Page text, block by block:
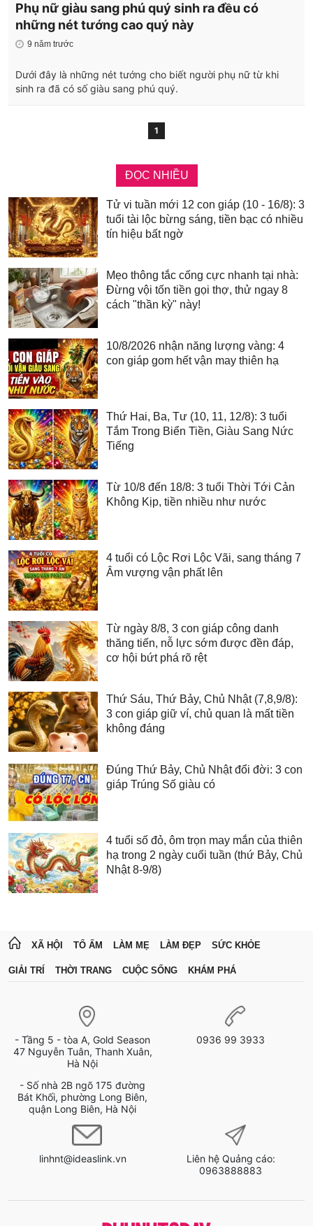
Phụ nữ giàu sang phú quý sinh ra đều có
những nét tướng cao quý này
9 năm trước
Dưới đây là những nét tướng cho biết người phụ nữ từ khi
sinh ra đã có số giàu sang phú quý.
1
ĐỌC NHIỀU
Tử vi tuần mới 12 con giáp (10 - 16/8): 3
tuổi tài lộc bừng sáng, tiền bạc có nhiều
tín hiệu bất ngờ
Mẹo thông tắc cống cực nhanh tại nhà:
Đừng vội tốn tiền gọi thợ, thử ngay 8
cách "thần kỳ" này!
10/8/2026 nhận năng lượng vàng: 4
con giáp gom hết vận may thiên hạ
Thứ Hai, Ba, Tư (10, 11, 12/8): 3 tuổi
Tắm Trong Biển Tiền, Giàu Sang Nức
Tiếng
Từ 10/8 đến 18/8: 3 tuổi Thời Tới Cản
Không Kịp, tiền nhiều như nước
4 tuổi có Lộc Rơi Lộc Vãi, sang tháng 7
Âm vượng vận phất lên
Từ ngày 8/8, 3 con giáp công danh
thăng tiến, nỗ lực sớm được đền đáp,
cơ hội bứt phá rõ rệt
Thứ Sáu, Thứ Bảy, Chủ Nhật (7,8,9/8):
3 con giáp giữ ví, chủ quan là mất tiền
không đáng
Đúng Thứ Bảy, Chủ Nhật đổi đời: 3 con
giáp Trúng Số giàu có
4 tuổi số đỏ, ôm trọn may mắn của thiên
hạ trong 2 ngày cuối tuần (thứ Bảy, Chủ
Nhật 8-9/8)
XÃ HỘI TỔ ẤM LÀM MẸ LÀM ĐẸP SỨC KHỎE
GIẢI TRÍ THỜI TRANG CUỘC SỐNG KHÁM PHÁ
- Tầng 5 - tòa A, Gold Season
47 Nguyễn Tuân, Thanh Xuân,
Hà Nội
- Số nhà 2B ngõ 175 đường
Bát Khối, phường Long Biên,
quận Long Biên, Hà Nội
0936 99 3933
linhnt@ideaslink.vn
Liên hệ Quảng cáo:
0963888883